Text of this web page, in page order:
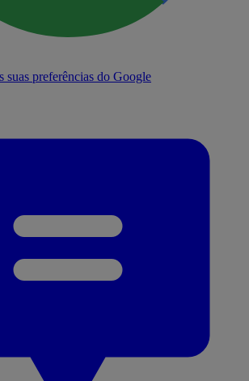
preferências do Google